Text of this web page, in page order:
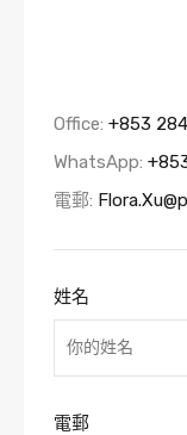
Office: +853
WhatsApp:
電郵:
姓名
電郵